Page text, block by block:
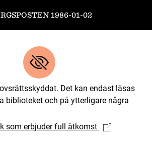
1986-01-02
Det kan endast läsas
biblioteket och på ytterligare några
som erbjuder full åtkomst